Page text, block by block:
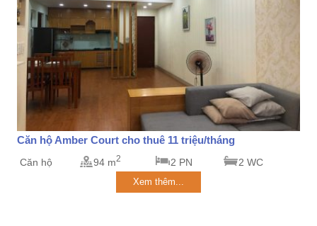
Căn hộ Amber Court cho thuê 11 triệu/tháng
Căn hộ 94 m2 2 PN 2 WC
Xem thêm...